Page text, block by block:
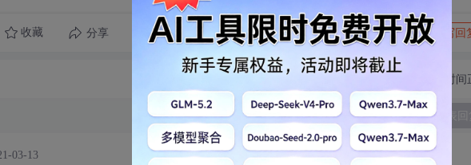
收藏 分享 转发到动态 举报 写回
切换为时间
发表回
03-13